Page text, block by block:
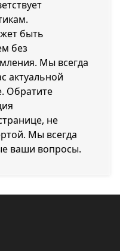
быть
без
Мы всегда
актуальной
Обратите
не
Мы всегда
ваши вопросы.